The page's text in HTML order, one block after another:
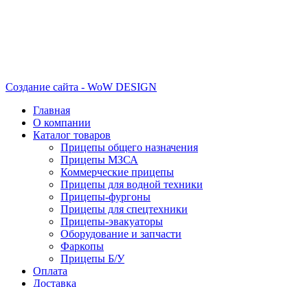
Создание сайта - WoW DESIGN
Главная
О компании
Каталог товаров
Прицепы общего назначения
Прицепы МЗСА
Коммерческие прицепы
Прицепы для водной техники
Прицепы-фургоны
Прицепы для спецтехники
Прицепы-эвакуаторы
Оборудование и запчасти
Фаркопы
Прицепы Б/У
Оплата
Доставка